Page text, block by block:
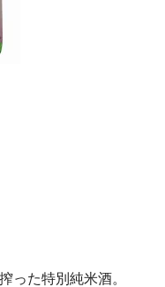
った特別純米酒。